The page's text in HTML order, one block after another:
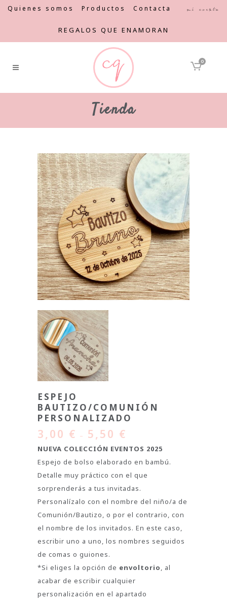
Quienes somos Productos Contacta Mi cuenta
REGALOS QUE ENAMORAN
0
Tienda
ESPEJO
BAUTIZO/COMUNIÓN
PERSONALIZADO
3,00 € – 5,50 €
NUEVA COLECCIÓN EVENTOS 2025
Espejo de bolso elaborado en bambú.
Detalle muy práctico con el que
sorprenderás a tus invitadas.
Personalízalo con el nombre del niño/a de
Comunión/Bautizo, o por el contrario, con
el nombre de los invitados. En este caso,
escribir uno a uno, los nombres seguidos
de comas o guiones.
*Si eliges la opción de envoltorio, al
acabar de escribir cualquier
personalización en el apartado